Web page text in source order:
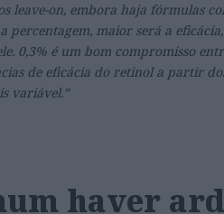
leave-on, embora haja fórmulas
percentagem, maior será a
0,3% é um bom compromisso
de eficácia do retinol a partir
variável.”
haver